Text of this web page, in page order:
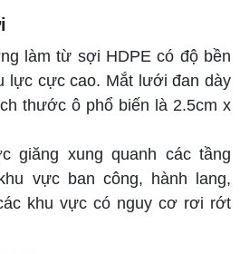
làm từ sợi HDPE có độ bền
lực cực cao. Mắt lưới đan dày
thước ô phổ biến là 2.5cm x
giăng xung quanh các tầng
vực ban công, hành lang,
khu vực có nguy cơ rơi rớt